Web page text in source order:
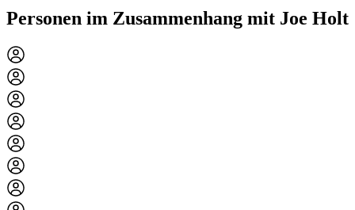
Personen im Zusammenhang mit Joe Holt